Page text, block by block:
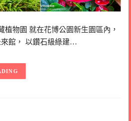
植物園 就在花博公園新生園區內，
館， 以鑽石級綠建…